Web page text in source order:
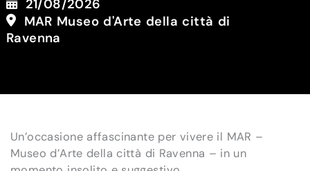
21/08/2026
MAR Museo d'Arte della città di
Ravenna
Un’occasione affascinante per vivere il MAR –
Museo d’Arte della città di Ravenna – in un